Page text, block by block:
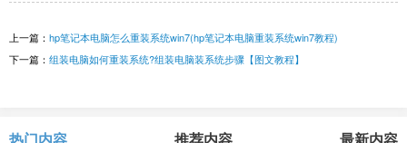
上一篇： hp笔记本电脑怎么重装系统win7(hp笔记本电脑重装系统win7教程)
下一篇： 组装电脑如何重装系统?组装电脑装系统步骤【图文教程】
热门内容 推荐内容 最新内容